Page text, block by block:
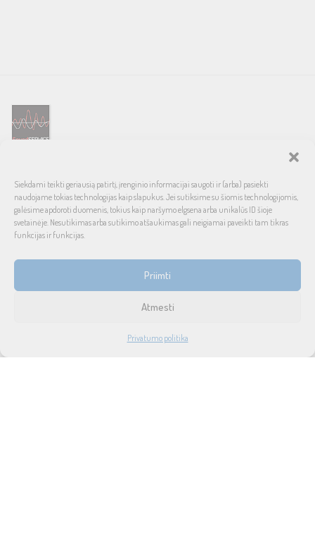
Siekdami teikti geriausią patirtį, įrenginio informacijai saugoti ir (arba) pasiekti
naudojame tokias technologijas kaip slapukus. Jei sutiksime su šiomis technologijomis,
galėsime apdoroti duomenis, tokius kaip naršymo elgsena arba unikalūs ID šioje
svetainėje. Nesutikimas arba sutikimo atšaukimas gali neigiamai paveikti tam tikras
funkcijas ir funkcijas.
Priimti
Atmesti
Privatumo politika
PASKYRA PAIEŠKA
pasaulinio garso, laiko patikrintais namų bei automobilinės garso
aparatūros ženklais. Galimybė pirkti išsimokėtinai, garantuotas optimalus
kainos ir kokybės santykis.
INFORMACIJA
Prekių pristatymas ir grąžinimas